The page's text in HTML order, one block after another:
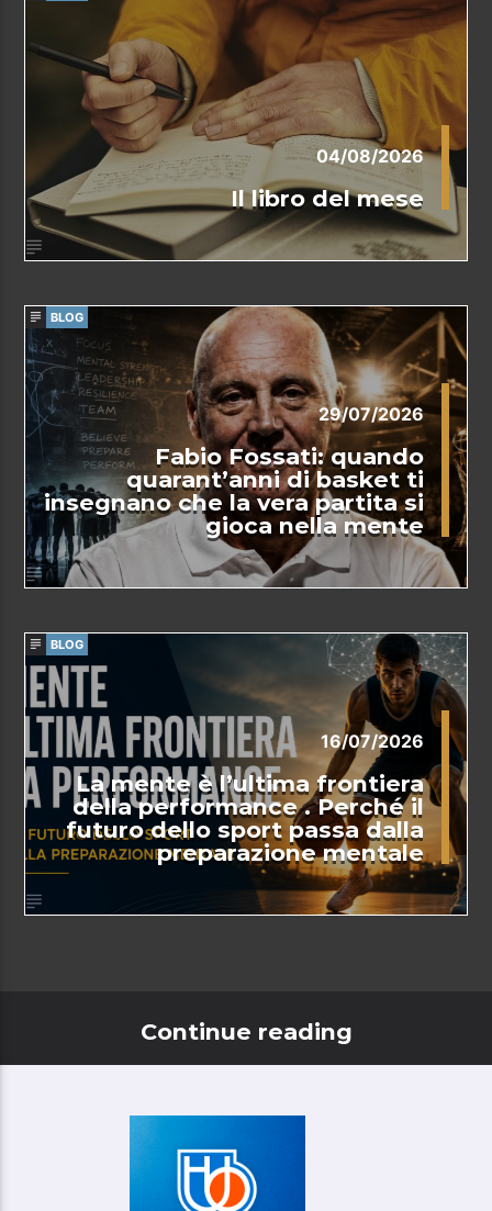
04/08/2026
Il libro del mese
BLOG
29/07/2026
Fabio Fossati: quando
quarant’anni di basket ti
insegnano che la vera partita si
gioca nella mente
BLOG
16/07/2026
La mente è l’ultima frontiera
della performance . Perché il
futuro dello sport passa dalla
preparazione mentale
Continue reading